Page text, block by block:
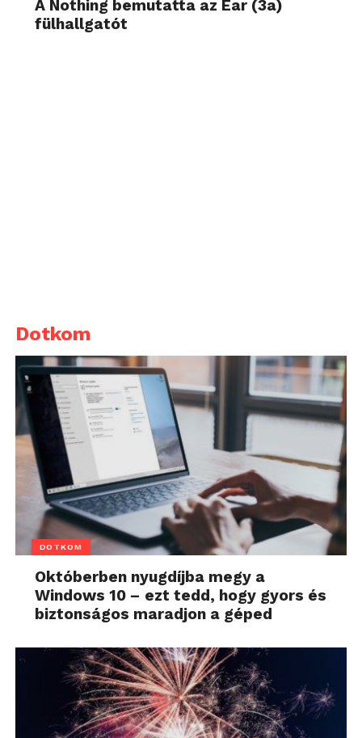
A Nothing bemutatta az Ear (3a)
fülhallgatót
Dotkom
DOTKOM
Októberben nyugdíjba megy a
Windows 10 – ezt tedd, hogy gyors és
biztonságos maradjon a géped